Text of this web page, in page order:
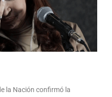
la Nación confirmó la